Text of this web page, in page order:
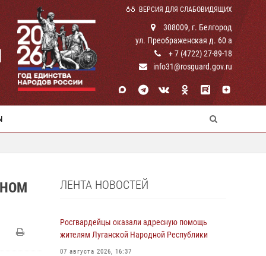
ВЕРСИЯ ДЛЯ СЛАБОВИДЯЩИХ
308009, г. Белгород
ул. Преображенская д. 60 а
+ 7 (4722) 27-89-18
info31@rosguard.gov.ru
ЛЕНТА НОВОСТЕЙ
Росгвардейцы оказали адресную помощь
жителям Луганской Народной Республики
07 августа 2026, 16:37